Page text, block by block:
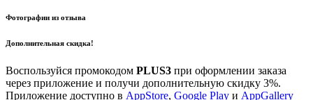
Фотографии из отзыва
Дополнительная скидка!
Воспользуйся промокодом PLUS3 при оформлении заказа
через приложение и получи дополнительную скидку 3%.
Приложение доступно в AppStore, Google Play и AppGallery